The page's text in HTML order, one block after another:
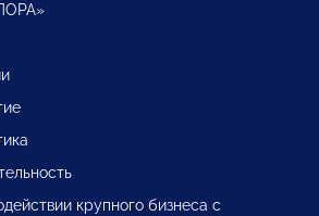
крупного бизнеса с